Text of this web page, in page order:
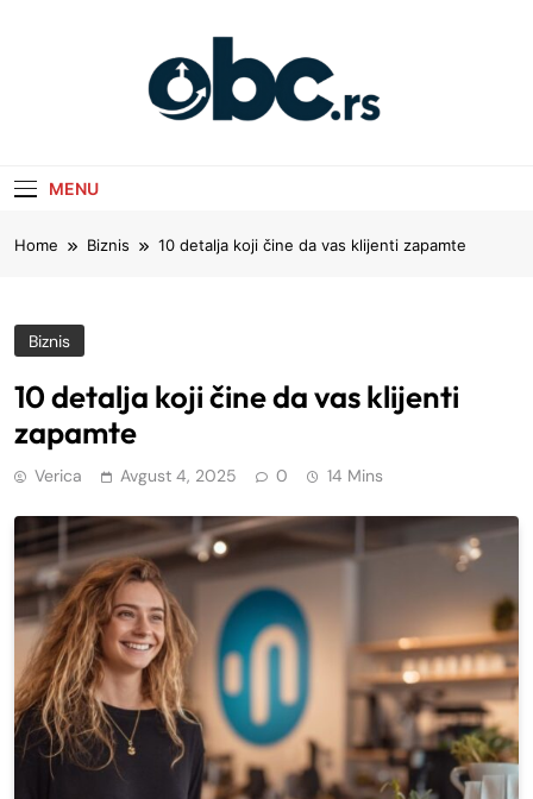
MENU
Home Biznis 10 detalja koji čine da vas klijenti zapamte
Biznis
10 detalja koji čine da vas klijenti
zapamte
Verica Avgust 4, 2025 0 14 Mins